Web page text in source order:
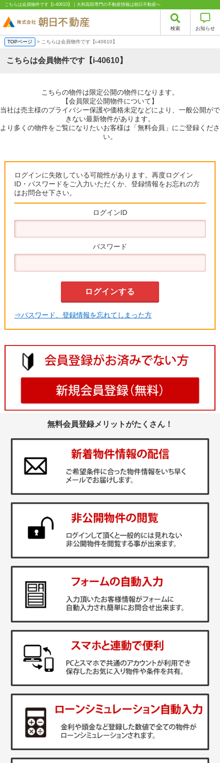
こちらは会員物件です【i-40610】｜大和高田専門の不動産情報は朝日不動産へ
検索 お知らせ
TOPページ > こちらは会員物件です【i-40610】
こちらは会員物件です【i-40610】
こちらの物件は限定公開の物件になります。
【会員限定公開物件について】
当社は売主様のプライバシー保護や価格未定などにより、一般公開がで
きない最新物件があります。
より多くの物件をご覧になりたいお客様は「無料会員」にご登録くださ
い。
ログインに失敗している可能性があります。再度ログイン
ID・パスワードをご入力いただくか、登録情報をお忘れの方
はお問合せ下さい。
ログインID
パスワード
⇒パスワード、登録情報を忘れてしまった方
無料会員登録メリットがたくさん！